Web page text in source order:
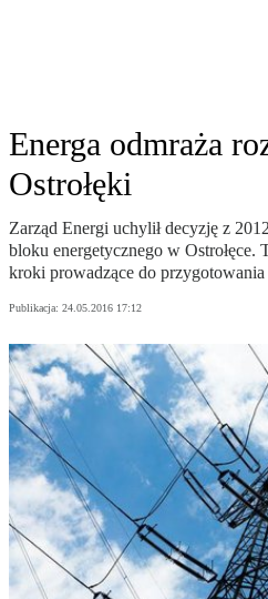
Energa odmraża
Ostrołęki
Zarząd Energi uchylił decyzję z
bloku energetycznego w Ostrołęce.
kroki prowadzące do przygotowania
Publikacja: 24.05.2016 17:12